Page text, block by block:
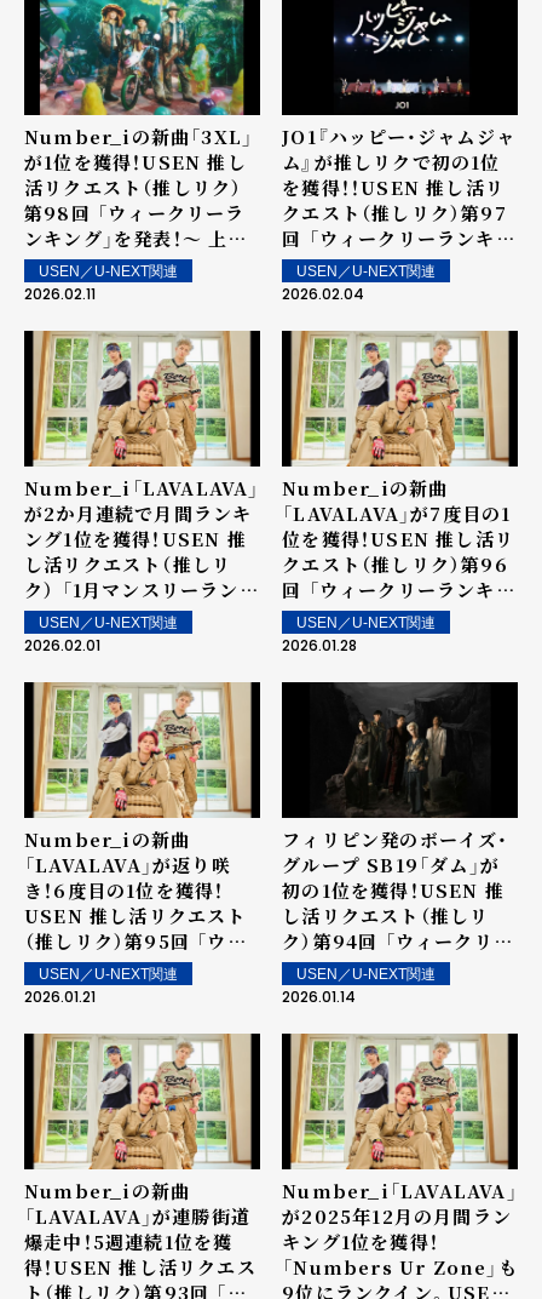
Number_iの新曲「3XL」
が1位を獲得！USEN 推し
活リクエスト（推しリク）
第98回 「ウィークリーラ
ンキング」を発表！～ 上位
ランクイン楽曲は2月14日
（土）より街中・店内で配信
USEN／U-NEXT関連
2026.02.11
JO1『ハッピー・ジャムジャ
ム』が推しリクで初の1位
を獲得！！USEN 推し活リ
クエスト（推しリク）第97
回 「ウィークリーランキン
グ」を発表！～ 上位ランク
イン楽曲は2月7日（土）よ
USEN／U-NEXT関連
2026.02.04
Number_i「LAVALAVA」
が2か月連続で月間ランキ
ング1位を獲得！USEN 推
し活リクエスト（推しリ
ク） 「1月マンスリーランキ
ング」を発表！
USEN／U-NEXT関連
2026.02.01
Number_iの新曲
「LAVALAVA」が7度目の1
位を獲得！USEN 推し活リ
クエスト（推しリク）第96
回 「ウィークリーランキン
グ」を発表！～ 上位ランク
イン楽曲は1月31日（土）よ
USEN／U-NEXT関連
2026.01.28
Number_iの新曲
「LAVALAVA」が返り咲
き！6度目の1位を獲得！
USEN 推し活リクエスト
（推しリク）第95回 「ウィ
ークリーランキング」を発
表！～ 上位ランクイン楽曲
店内で配信
USEN／U-NEXT関連
2026.01.21
フィリピン発のボーイズ・
グループ SB19「ダム」が
初の1位を獲得！USEN 推
し活リクエスト（推しリ
ク）第94回 「ウィークリー
ランキング」を発表！～ 上
位ランクイン楽曲は1月17
信
USEN／U-NEXT関連
2026.01.14
Number_iの新曲
「LAVALAVA」が連勝街道
爆走中！5週連続1位を獲
得！USEN 推し活リクエス
ト（推しリク）第93回 「ウ
Number_i「LAVALAVA」
が2025年12月の月間ラン
キング1位を獲得！
「Numbers Ur Zone」も
9位にランクイン。USEN